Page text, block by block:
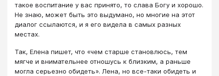
такое воспитание у вас принято, то слава Богу и хорошо.
Не знаю, может быть это выдумано, но многие на этот
диалог ссылаются, и я его видела в самых разных
местах.
Так, Елена пишет, что «чем старше становлюсь, тем
мягче и внимательнее отношусь к близким, а раньше
могла серьезно обидеть». Лена, но все-таки обидеть и